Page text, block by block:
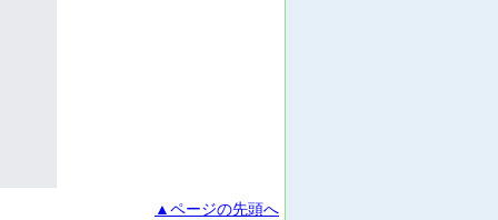
▲ページの先頭へ